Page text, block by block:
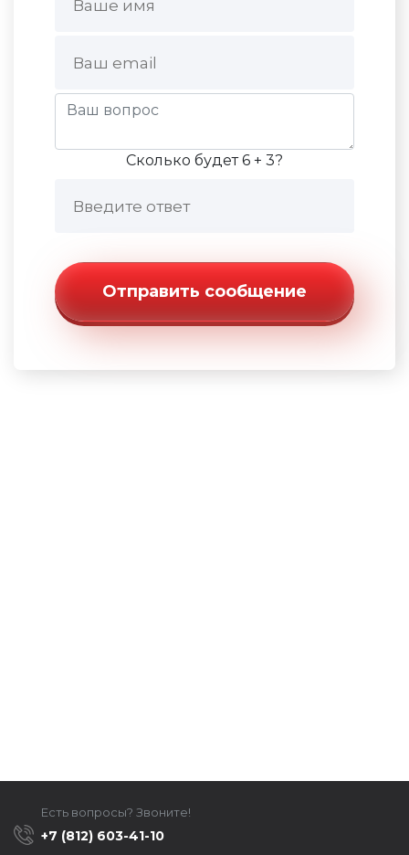
Сколько будет 6 + 3?
Отправить сообщение
Есть вопросы? Звоните!
+7 (812) 603-41-10